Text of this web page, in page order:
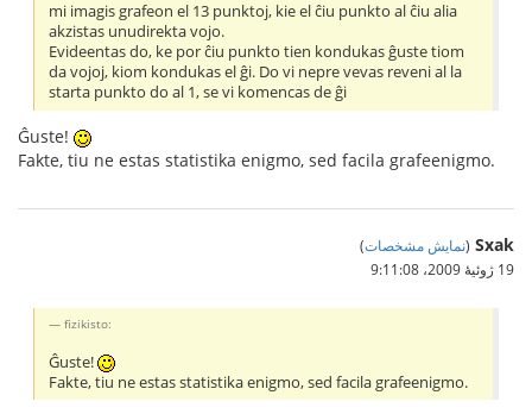
mi imagis grafeon el 13 punktoj, kie el ĉiu punkto al ĉiu alia
akzistas unudirekta vojo.
Evideentas do, ke por ĉiu punkto tien kondukas ĝuste tiom
da vojoj, kiom kondukas el ĝi. Do vi nepre vevas reveni al la
starta punkto do al 1, se vi komencas de ĝi
Ĝuste!
Fakte, tiu ne estas statistika enigmo, sed facila grafeenigmo.
Sxak
(نمایش مشخصات)
19 ژوئیهٔ 2009،‏ 9:11:08
fizikisto:
Ĝuste!
Fakte, tiu ne estas statistika enigmo, sed facila grafeenigmo.